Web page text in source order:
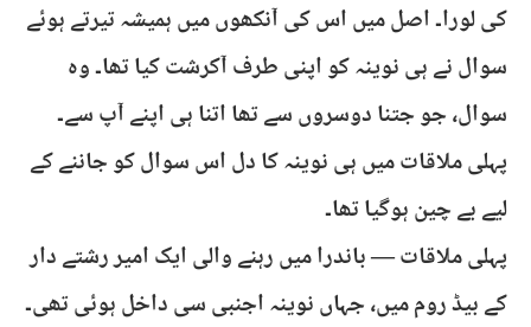
کی لورا۔ اصل میں اس کی آنکھوں میں ہمیشہ تیرتے ہوئے
سوال نے ہی نوینہ کو اپنی طرف آکرشت کیا تھا۔ وہ
سوال، جو جتنا دوسروں سے تھا اتنا ہی اپنے آپ سے۔
پہلی ملاقات میں ہی نوینہ کا دل اس سوال کو جاننے کے
لیے بے چین ہوگیا تھا۔
پہلی ملاقات — باندرا میں رہنے والی ایک امیر رشتے دار
کے بیڈ روم میں، جہاں نوینہ اجنبی سی داخل ہوئی تھی۔